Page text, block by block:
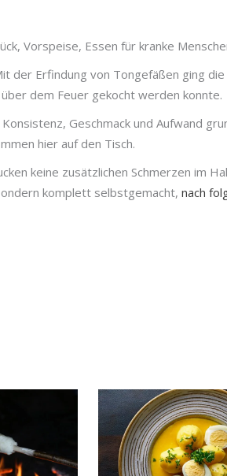
Vorspeise, Essen für kranke
der Erfindung von Tongefäßen ging die
dem Feuer gekocht werden konnte.
Geschmack und Aufwand
hier auf den Tisch.
keine zusätzlichen Schmerzen im
komplett selbstgemacht, nach